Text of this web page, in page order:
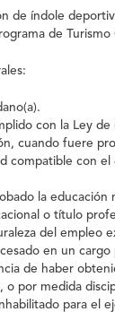
de índole
de
con la Ley
cuando fuere
compatible con el
la educación
o título
del empleo
en un cargo
de haber
o por medida
para el